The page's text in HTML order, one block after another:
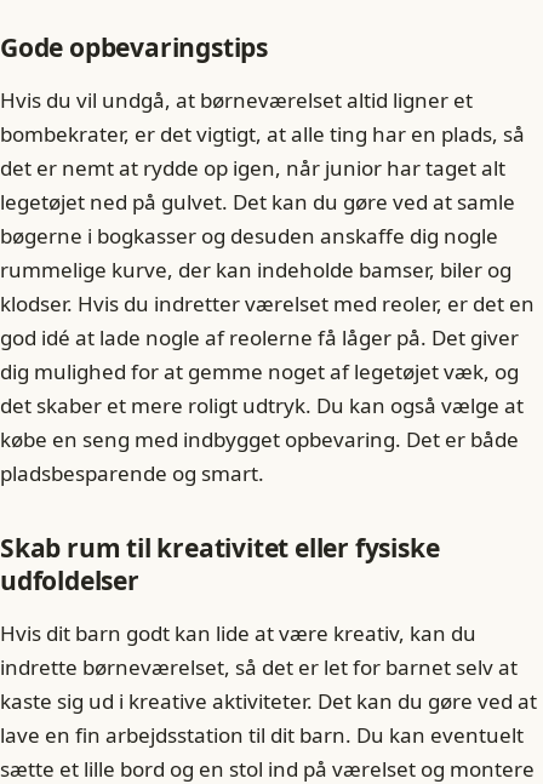
Gode opbevaringstips
Hvis du vil undgå, at børneværelset altid ligner et
bombekrater, er det vigtigt, at alle ting har en plads, så
det er nemt at rydde op igen, når junior har taget alt
legetøjet ned på gulvet. Det kan du gøre ved at samle
bøgerne i bogkasser og desuden anskaffe dig nogle
rummelige kurve, der kan indeholde bamser, biler og
klodser. Hvis du indretter værelset med reoler, er det en
god idé at lade nogle af reolerne få låger på. Det giver
dig mulighed for at gemme noget af legetøjet væk, og
det skaber et mere roligt udtryk. Du kan også vælge at
købe en seng med indbygget opbevaring. Det er både
pladsbesparende og smart.
Skab rum til kreativitet eller fysiske
udfoldelser
Hvis dit barn godt kan lide at være kreativ, kan du
indrette børneværelset, så det er let for barnet selv at
kaste sig ud i kreative aktiviteter. Det kan du gøre ved at
lave en fin arbejdsstation til dit barn. Du kan eventuelt
sætte et lille bord og en stol ind på værelset og montere